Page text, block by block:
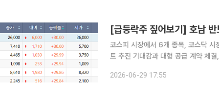
코스피 시장에서 6개 종목, 코스닥 시
트 추진 기대감과 대형 공급 계약 체
어, 다스코, 금호전기, 금호건설, 롯데
2026-06-29 17:55